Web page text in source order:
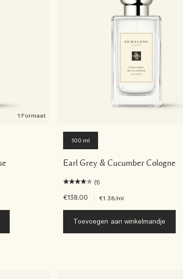
1 Formaat
100 ml
Earl Grey & Cucumber Cologne
(1)
€138.00 €1.38/ml
Toevoegen aan winkelmandje